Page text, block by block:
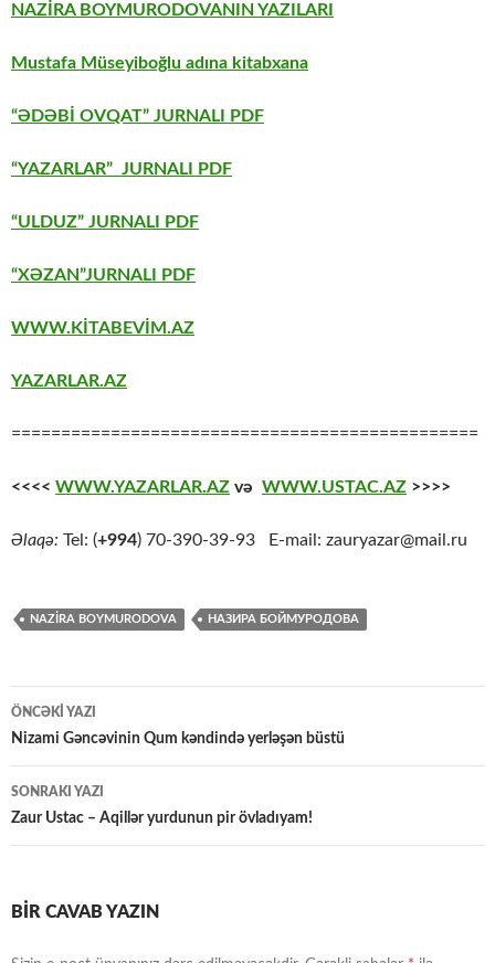
NAZİRA BOYMURODOVANIN YAZILARI
Mustafa Müseyiboğlu adına kitabxana
“ƏDƏBİ OVQAT” JURNALI PDF
“YAZARLAR” JURNALI PDF
“ULDUZ” JURNALI PDF
“XƏZAN”JURNALI PDF
WWW.KİTABEVİM.AZ
YAZARLAR.AZ
===============================================
<<<< WWW.YAZARLAR.AZ və WWW.USTAC.AZ >>>>
Əlaqə: Tel: (+994) 70-390-39-93 E-mail: zauryazar@mail.ru
NAZIRA BOYMURODOVA НАЗИРА БОЙМУРОДОВА
Yazılar
üzrə
naviqasiya
ÖNCƏKI YAZI
Nizami Gəncəvinin Qum kəndində yerləşən büstü
SONRAKI YAZI
Zaur Ustac – Aqillər yurdunun pir övladıyam!
BIR CAVAB YAZIN